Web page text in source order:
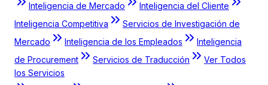
Inteligencia de Mercado
Inteligencia del Cliente
Inteligencia Competitiva
Servicios de Investigación de
Mercado
Inteligencia de los Empleados
Inteligencia
de Procurement
Servicios de Traducción
Ver Todos
los Servicios